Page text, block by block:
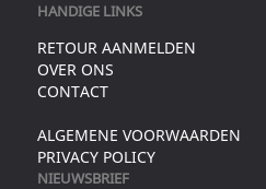
HANDIGE LINKS
RETOUR AANMELDEN
OVER ONS
CONTACT
ALGEMENE VOORWAARDEN
PRIVACY POLICY
NIEUWSBRIEF